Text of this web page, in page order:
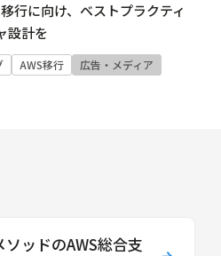
行に向け、ベストプラクティ
設計を
AWS移行 広告・メディア
ソッドのAWS総合支